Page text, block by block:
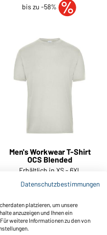
bis zu -58%
Men's Workwear T-Shirt
OCS Blended
Erhältlich in XS - 6XL
Datenschutzbestimmungen
platzieren, um unsere
anzuzeigen und Ihnen ein
weitere Informationen zu den von